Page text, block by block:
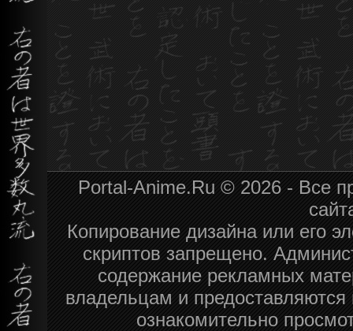
Portal-Anime.Ru © 2026 - Все
Копирование дизайна или его
скриптов запрещено.
содержание рекламных
владельцам и
ознакомительно